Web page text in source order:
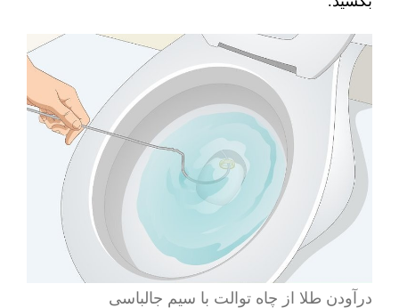
درآودن طلا از چاه توالت با سیم جالباسی